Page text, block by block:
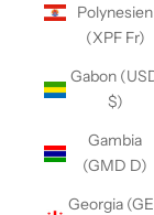
Polynesien
(XPF Fr)
Gabon
$)
Gambia
(GMD D)
Georgia